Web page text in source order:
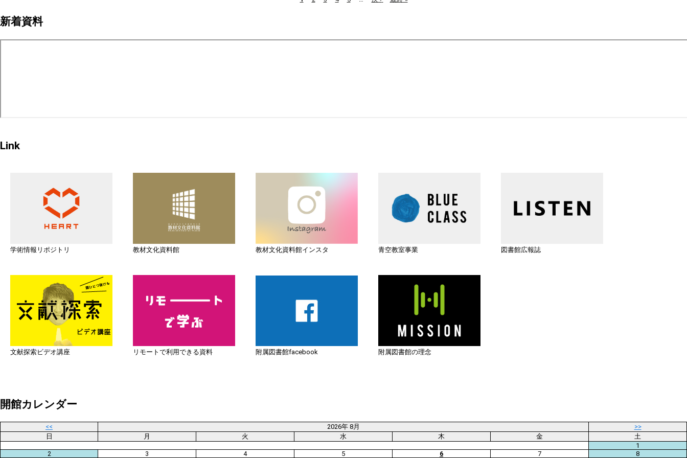
ー
新着資料
Link
学術情報リポジトリ 教材文化資料館 教材文化資料館インスタ 青空教室事業 図書館広報誌
文献探索ビデオ講座 リモートで利用できる資料 附属図書館facebook 附属図書館の理念
開館カレンダー
<< 2026年 8月
>>
日
月 火 水 木 金
土
1
2
3 4 5 6 7 8